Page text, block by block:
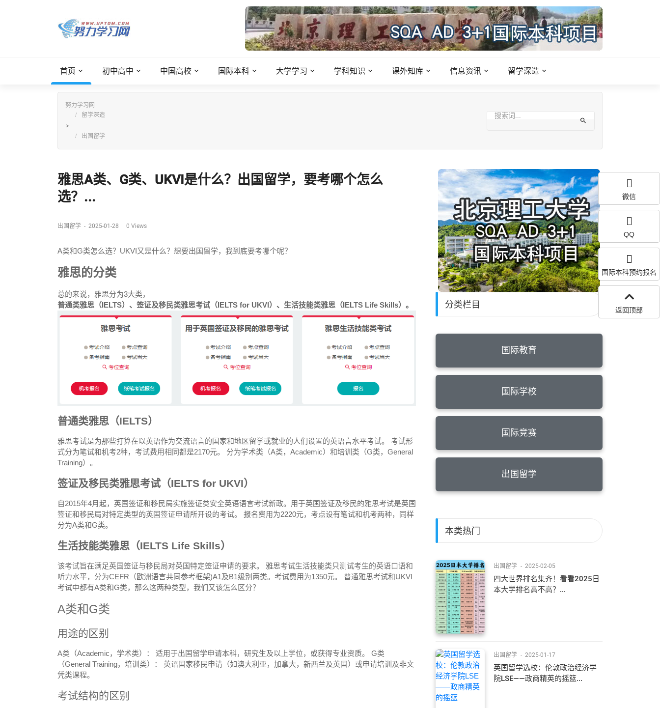
首页 初中高中 中国高校 国际本科 大学学习 学科知识 课外知库 信息资讯 留学深造
努力学习网
留学深造
>
出国留学
雅思A类、G类、UKVI是什么？出国留学，要考哪个怎么
选？...
出国留学 - 2025-01-28 0 Views
A类和G类怎么选？UKVI又是什么？想要出国留学，我到底要考哪个呢？
雅思的分类
总的来说，雅思分为3大类，
普通类雅思（IELTS）、签证及移民类雅思考试（IELTS for UKVI）、生活技能类雅思（IELTS Life Skills）。
普通类雅思（IELTS）
雅思考试是为那些打算在以英语作为交流语言的国家和地区留学或就业的人们设置的英语言水平考试。 考试形
式分为笔试和机考2种，考试费用相同都是2170元。 分为学术类（A类，Academic）和培训类（G类，General
Training）。
签证及移民类雅思考试（IELTS for UKVI）
自2015年4月起，英国签证和移民局实施签证类安全英语语言考试新政。用于英国签证及移民的雅思考试是英国
签证和移民局对特定类型的英国签证申请所开设的考试。 报名费用为2220元，考点设有笔试和机考两种，同样
分为A类和G类。
生活技能类雅思（IELTS Life Skills）
该考试旨在满足英国签证与移民局对英国特定签证申请的要求。 雅思考试生活技能类只测试考生的英语口语和
听力水平，分为CEFR（欧洲语言共同参考框架)A1及B1级别两类。考试费用为1350元。 普通雅思考试和UKVI
考试中都有A类和G类，那么这两种类型，我们又该怎么区分？
A类和G类
用途的区别
A类（Academic，学术类）： 适用于出国留学申请本科，研究生及以上学位，或获得专业资质。 G类
（General Training，培训类）： 英语国家移民申请（如澳大利亚，加拿大，新西兰及英国）或申请培训及非文
凭类课程。
考试结构的区别
分类栏目
国际教育
国际学校
国际竞赛
出国留学
本类热门
出国留学 - 2025-02-05
四大世界排名集齐！看看2025日
本大学排名高不高？...
出国留学 - 2025-01-17
英国留学选校：伦敦政治经济学
院LSE——政商精英的摇篮...
微信
QQ
国际本科预约报名
返回顶部